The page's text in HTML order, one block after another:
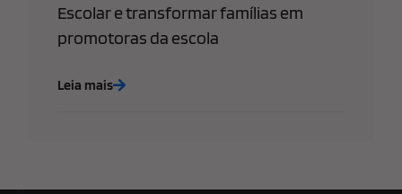
Escolar e transformar famílias em
promotoras da escola
Leia mais